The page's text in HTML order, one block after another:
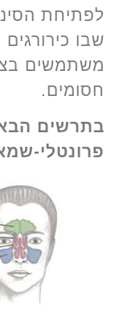
לפתיחת
שבו
משתמשים
חסומים.
בתרשים
פרונטלי-